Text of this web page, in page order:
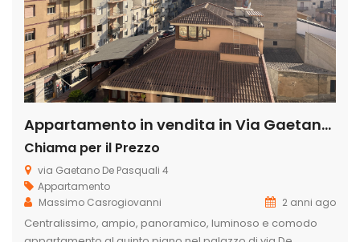
Appartamento in vendita in Via Gaetano de pasquali 4, Centro
Chiama per il Prezzo
via Gaetano De Pasquali 4
Appartamento
Massimo Casrogiovanni
2 anni ago
Centralissimo, ampio, panoramico, luminoso e comodo